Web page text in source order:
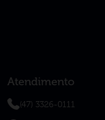
Atendimento
(47) 3326-0111